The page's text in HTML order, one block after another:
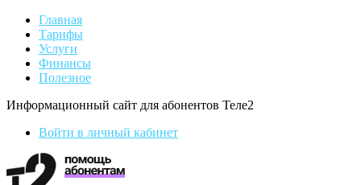
Главная
Тарифы
Услуги
Финансы
Полезное
Информационный сайт для абонентов Теле2
Войти в личный кабинет